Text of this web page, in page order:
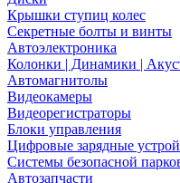
Крышки ступиц колес
Секретные болты и винты
Автоэлектроника
Колонки | Динамики |
Автомагнитолы
Видеокамеры
Видеорегистраторы
Блоки управления
Цифровые зарядные
Системы безопасной
Автозапчасти